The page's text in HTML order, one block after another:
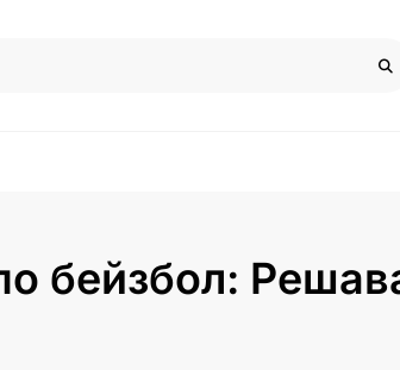
бейзбол: